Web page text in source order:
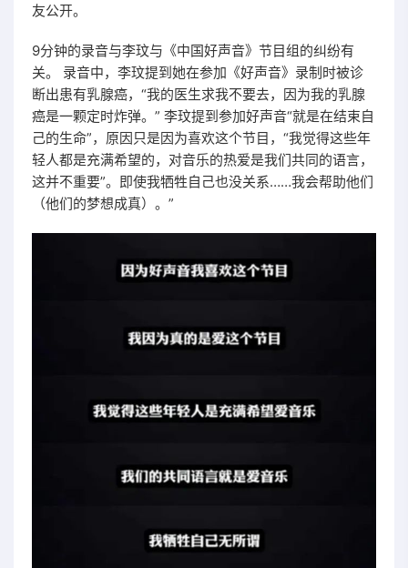
友公开。
9分钟的录音与李玟与《中国好声音》节目组的纠纷有
关。 录音中，李玟提到她在参加《好声音》录制时被诊
断出患有乳腺癌，“我的医生求我不要去，因为我的乳腺
癌是一颗定时炸弹。” 李玟提到参加好声音“就是在结束自
己的生命”，原因只是因为喜欢这个节目，“我觉得这些年
轻人都是充满希望的，对音乐的热爱是我们共同的语言，
这并不重要”。即使我牺牲自己也没关系……我会帮助他们
（他们的梦想成真）。”